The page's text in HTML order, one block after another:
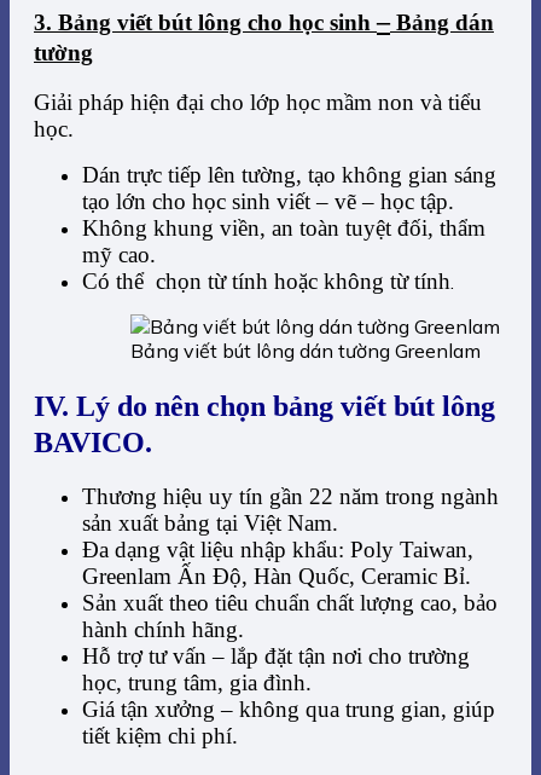
3. Bảng viết bút lông cho học sinh–Bảng dán
tường
Giải pháp hiện đại cho lớp học mầm non và tiểu
học.
Dán trực tiếp lên tường, tạo không gian sáng
tạo lớn cho học sinh viết – vẽ – học tập.
Không khung viền, an toàn tuyệt đối, thẩm
mỹ cao.
Có thể chọn từ tính hoặc không từ tính
Bảng viết bút lông dán tường Greenlam
IV. Lý do nên chọn bảng viết bút lông
BAVICO.
Thương hiệu uy tín gần 22 năm trong ngành
sản xuất bảng tại Việt Nam.
Đa dạng vật liệu nhập khẩu: Poly Taiwan,
Greenlam Ấn Độ, Hàn Quốc, Ceramic Bỉ.
Sản xuất theo tiêu chuẩn chất lượng cao, bảo
hành chính hãng.
Hỗ trợ tư vấn – lắp đặt tận nơi cho trường
học, trung tâm, gia đình.
Giá tận xưởng – không qua trung gian, giúp
tiết kiệm chi phí.